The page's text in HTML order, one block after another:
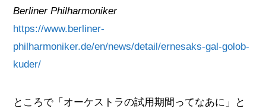
Berliner Philharmoniker
https://www.berliner-
philharmoniker.de/en/news/detail/ernesaks-gal-golob-
kuder/
ところで「オーケストラの試用期間ってなあに」と